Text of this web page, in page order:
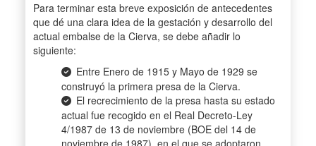
Para terminar esta breve exposición de antecedentes
que dé una clara idea de la gestación y desarrollo del
actual embalse de la Cierva, se debe añadir lo
siguiente:
Entre Enero de 1915 y Mayo de 1929 se
construyó la primera presa de la Cierva.
El recrecimiento de la presa hasta su estado
actual fue recogido en el Real Decreto-Ley
4/1987 de 13 de noviembre (BOE del 14 de
noviembre de 1987), en el que se adoptaron